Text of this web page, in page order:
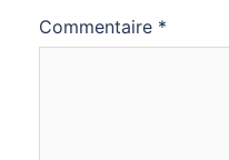
Commentaire *